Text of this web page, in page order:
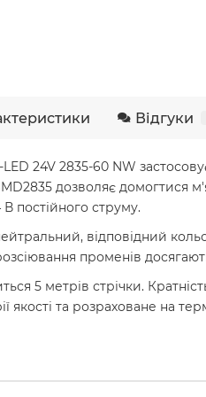
Відгуки
LED 24V 2835-60 NW
дозволяє домогтися
постійного струму.
відповідний
променів
5 метрів стрічки.
якості та розраховане на